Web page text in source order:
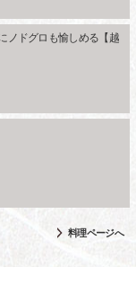
ノドグロも愉しめる【越
料理ページへ